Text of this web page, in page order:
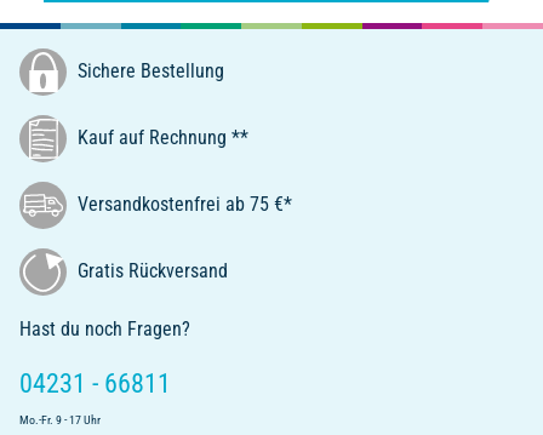
Sichere Bestellung
Kauf auf Rechnung **
Versandkostenfrei ab 75 €*
Gratis Rückversand
Hast du noch Fragen?
04231 - 66811
Mo.-Fr. 9 - 17 Uhr